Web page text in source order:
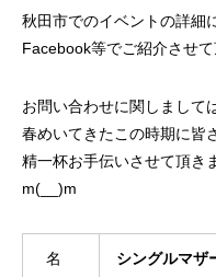
秋田市でのイベントの詳細
Facebook等でご紹介させて
お問い合わせに関しまして
春めいてきたこの時期に皆
精一杯お手伝いさせて頂き
m(__)m
名
シングルマザ